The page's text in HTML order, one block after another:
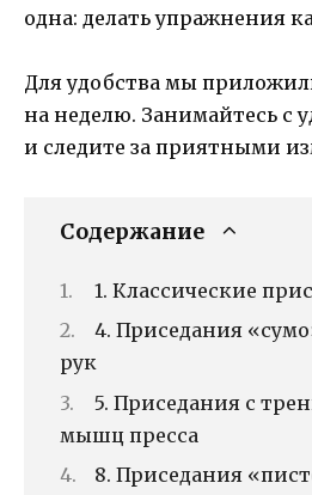
одна: делать упражнения
Для удобства мы
на неделю. Занимайтесь с
и следите за приятными
Содержание
1. Классические
4. Приседания
рук
5. Приседания с
мышц пресса
8. Приседания